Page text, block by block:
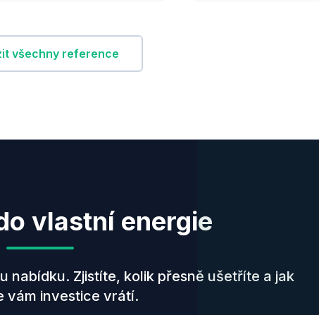
všechny reference
vlastní energie
nabídku. Zjistíte, kolik přesně ušetříte a jak
vám investice vrátí.